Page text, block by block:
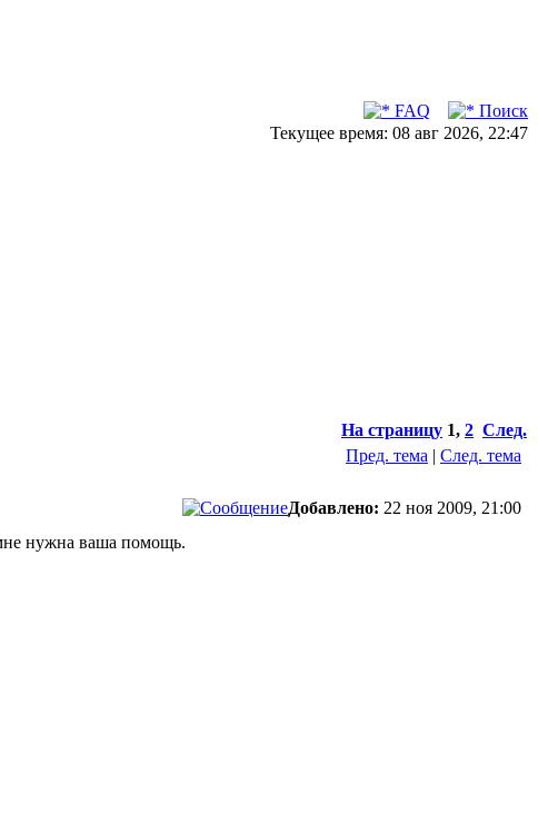
FAQ
Поиск
Текущее время: 08 авг 2026, 22:47
На страницу 1, 2 След.
Пред. тема | След. тема
Добавлено: 22 ноя 2009, 21:00
нужна ваша помощь.